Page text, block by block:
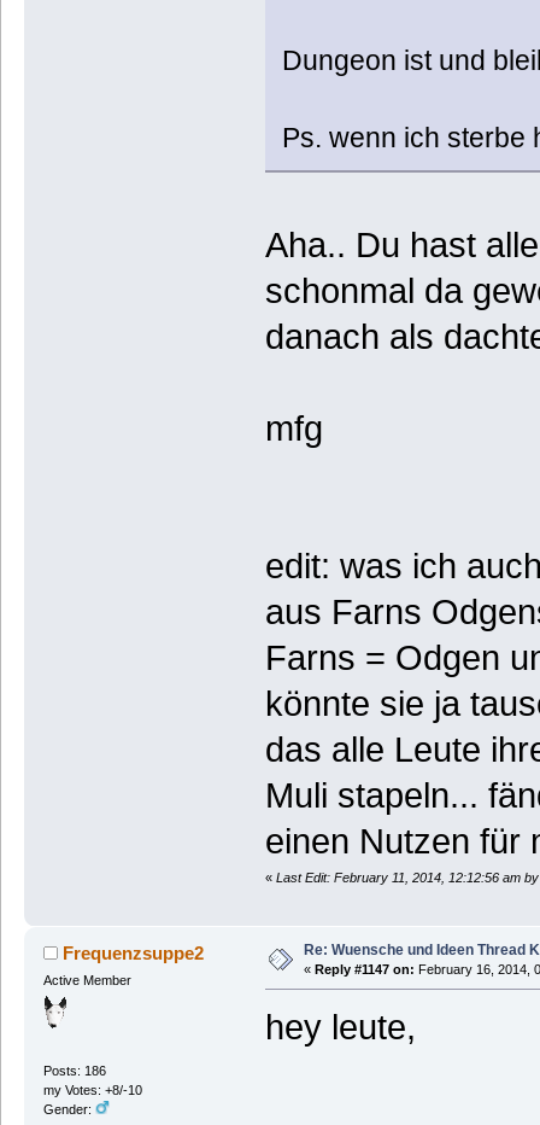
Dungeon ist und
Ps. wenn ich
Aha.. Du hast
schonmal da
danach als
mfg
edit: was ich
aus Farns
Farns = Odgen
könnte sie ja
das alle Leute
Muli stapeln...
einen Nutzen für
« Last Edit: February 11, 2014, 12:12:56 am
Frequenzsuppe2
Active Member
Posts: 186
my Votes: +8/-10
Gender:
Re: Wuensche und Ideen Thread
« Reply #1147 on: February 16, 2014,
hey leute,